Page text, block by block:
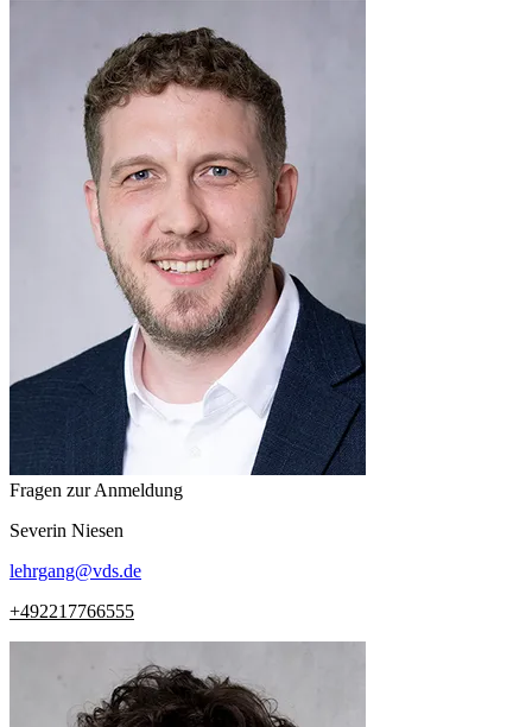
Fragen zur Anmeldung
Severin Niesen
lehrgang@vds.de
+492217766555